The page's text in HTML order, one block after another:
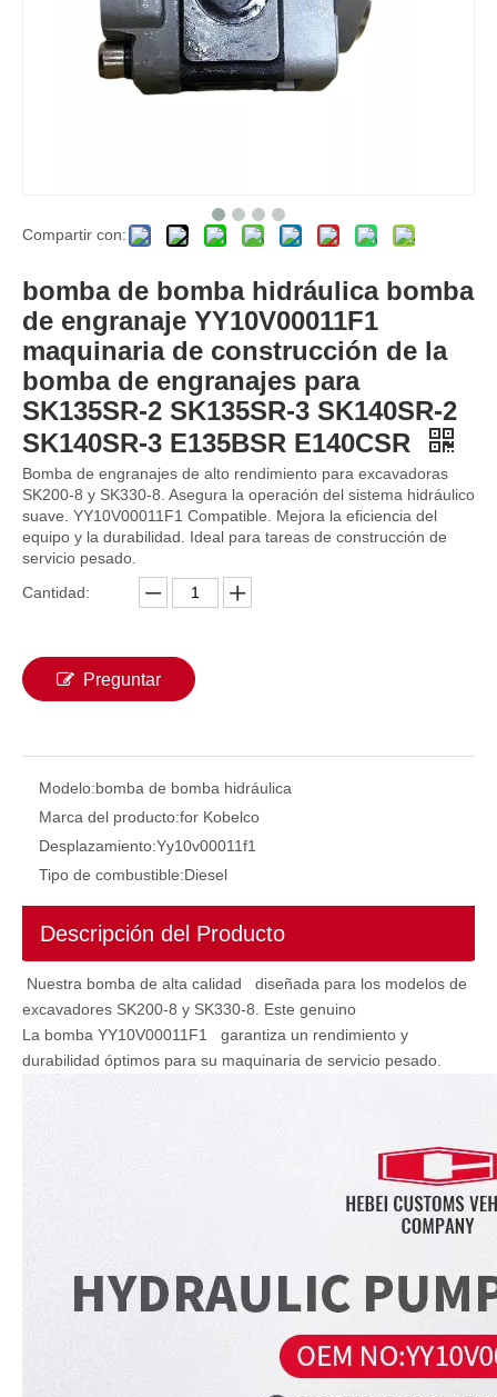
Bomba de inyección de combustible 3190677 3190678 319-0677 319-0678 C7 C9 para CAT E330C E330D E336D Industrial Nuevo combustible de combustible de bomba de aceite
Compartir con:
bomba de bomba hidráulica bomba
de engranaje YY10V00011F1
maquinaria de construcción de la
bomba de engranajes para
SK135SR-2 SK135SR-3 SK140SR-2
SK140SR-3 E135BSR E140CSR
Bomba de engranajes de alto rendimiento para excavadoras
SK200-8 y SK330-8. Asegura la operación del sistema hidráulico
suave. YY10V00011F1 Compatible. Mejora la eficiencia del
equipo y la durabilidad. Ideal para tareas de construcción de
servicio pesado.
Cantidad:
Preguntar
Modelo:bomba de bomba hidráulica
Marca del producto:for Kobelco
Desplazamiento:Yy10v00011f1
Tipo de combustible:Diesel
Descripción del Producto
Nuestra bomba de alta calidad diseñada para los modelos de
excavadores SK200-8 y SK330-8. Este genuino
La bomba YY10V00011F1 garantiza un rendimiento y
durabilidad óptimos para su maquinaria de servicio pesado.